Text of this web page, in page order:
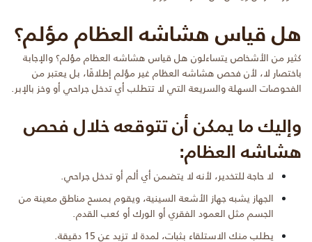
هل قياس هشاشه العظام مؤلم؟
كثير من الأشخاص يتساءلون هل قياس هشاشه العظام مؤلم؟ والإجابة
باختصار لا، لأن فحص هشاشه العظام غير مؤلم إطلاقًا، بل يعتبر من
الفحوصات السهلة والسريعة التي لا تتطلب أي تدخل جراحي أو وخز بالإبر.
وإليك ما يمكن أن تتوقعه خلال فحص
هشاشه العظام:
لا حاجة للتخدير، لأنه لا يتضمن أي ألم أو تدخل جراحي.
الجهاز يشبه جهاز الأشعة السينية، ويقوم بمسح مناطق معينة من
الجسم مثل العمود الفقري أو الورك أو كعب القدم.
يطلب منك الاستلقاء بثبات، لمدة لا تزيد عن 15 دقيقة.